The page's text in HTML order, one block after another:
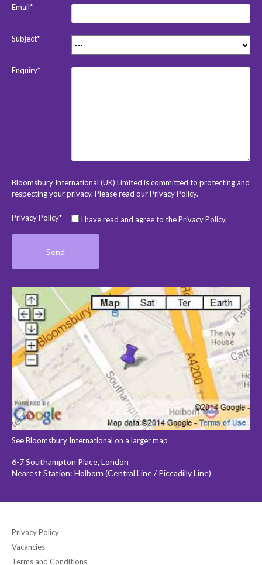
Email*
Subject*
Enquiry*
Bloomsbury International (UK) Limited is committed to protecting and
respecting your privacy. Please read ourPrivacy Policy.
Privacy Policy* I have read and agree to the Privacy Policy.
See Bloomsbury International on a larger map
6-7 Southampton Place, London
Nearest Station: Holborn (Central Line / Piccadilly Line)
Privacy Policy
Vacancies
Terms and Conditions